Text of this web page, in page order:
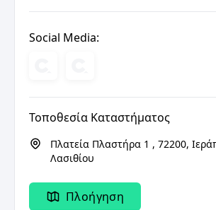
Social Media:
Τοποθεσία Καταστήματος
Πλατεία Πλαστήρα 1 , 72200,
Λασιθίου
Πλοήγηση